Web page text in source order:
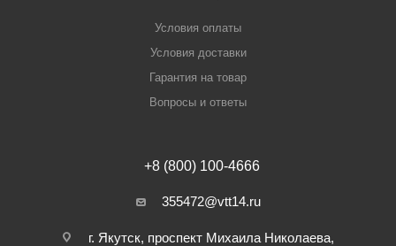
Условия оплаты
Условия доставки
Гарантия на товар
Вопросы и ответы
+8 (800) 100-4666
355472@vtt14.ru
г. Якутск, проспект Михаила Николаева,